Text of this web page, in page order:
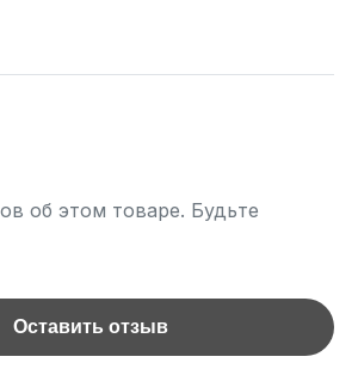
об этом товаре. Будьте
Оставить отзыв